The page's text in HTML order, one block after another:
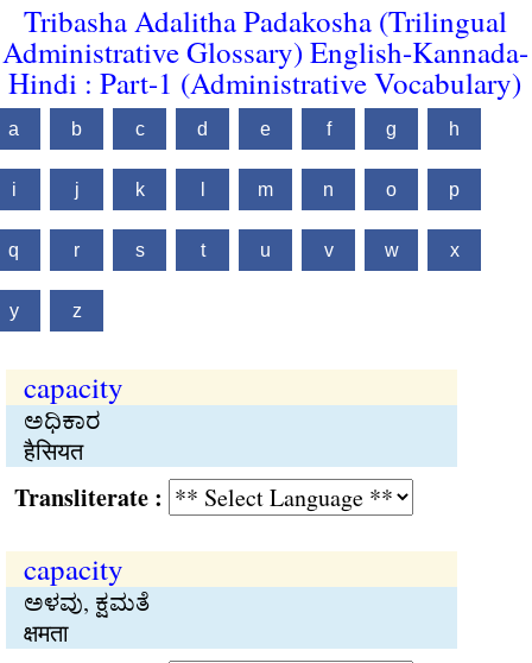
Tribasha Adalitha Padakosha (Trilingual
Administrative Glossary) English-Kannada-
Hindi : Part-1 (Administrative Vocabulary)
a b c d e f g h
i j k m n o p
q r s t u v w x
y z
capacity
ಅಧಿಕಾರ
हैसियत
:
capacity
ಅಳವು, ಕ್ಷಮತೆ
क्षमता